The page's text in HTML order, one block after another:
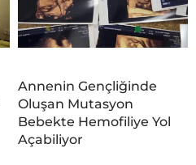
Annenin Gençliğinde
Oluşan Mutasyon
Bebekte Hemofiliye Yol
Açabiliyor